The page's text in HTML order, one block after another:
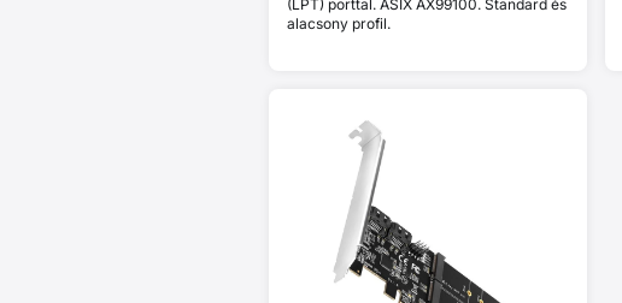
(LPT) porttal. ASIX AX99100. Standard és
alacsony profil.